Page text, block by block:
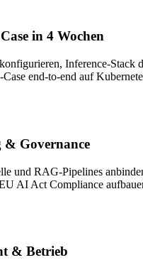
in 4 Wochen
Inference-Stack
end-to-end auf
& Governance
und RAG-Pipelines
AI Act Compliance
& Betrieb